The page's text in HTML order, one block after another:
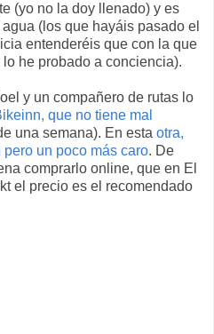
(yo no la doy llenado) y es
(los que hayáis pasado el
entenderéis que con la que
he probado a conciencia).
y un compañero de rutas lo
que no tiene mal
una semana). En esta otra,
un poco más caro. De
comprarlo online, que en El
el precio es el recomendado